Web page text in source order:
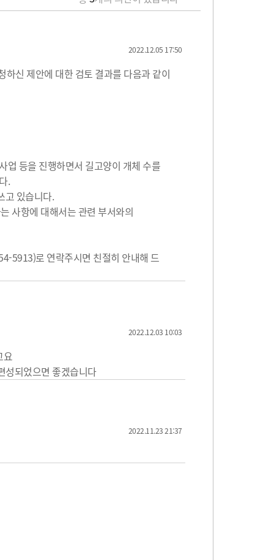
2022.12.05 17:50
신 제안에 대한 검토 결과를 다음과 같이
업 등을 진행하면서 길고양이 개체 수를
.
고 있습니다.
사항에 대해서는 관련 부서와의
5913)로 연락주시면 친절히 안내해 드
2022.12.03 10:03
요
성되었으면 좋겠습니다
2022.11.23 21:37